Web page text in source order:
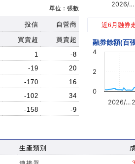
單位：張數
投信 自營商
買賣超
買賣超
1
-8
-19
20
-170
16
-102
34
-158 -9
2026/…
近6月融券
融券餘額(百
2026/…
0
2
4
生產類別